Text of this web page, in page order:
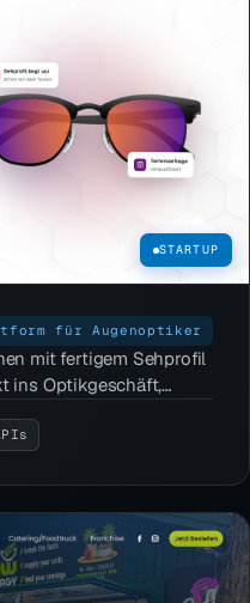
STARTUP
für Augenoptiker
mit fertigem Sehprofil
ins Optikgeschäft,